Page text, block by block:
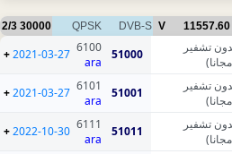
11557.60
V
DVB-S
QPSK
30000
2/3
تشفير
51000
6100
ara
2021-03-27
+
تشفير
51001
6101
ara
2021-03-27
+
تشفير
51011
6111
ara
2022-10-30
+